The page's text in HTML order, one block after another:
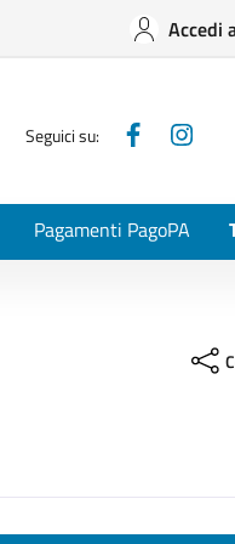
Accedi
Seguici su: Facebook
Pagamenti PagoPA